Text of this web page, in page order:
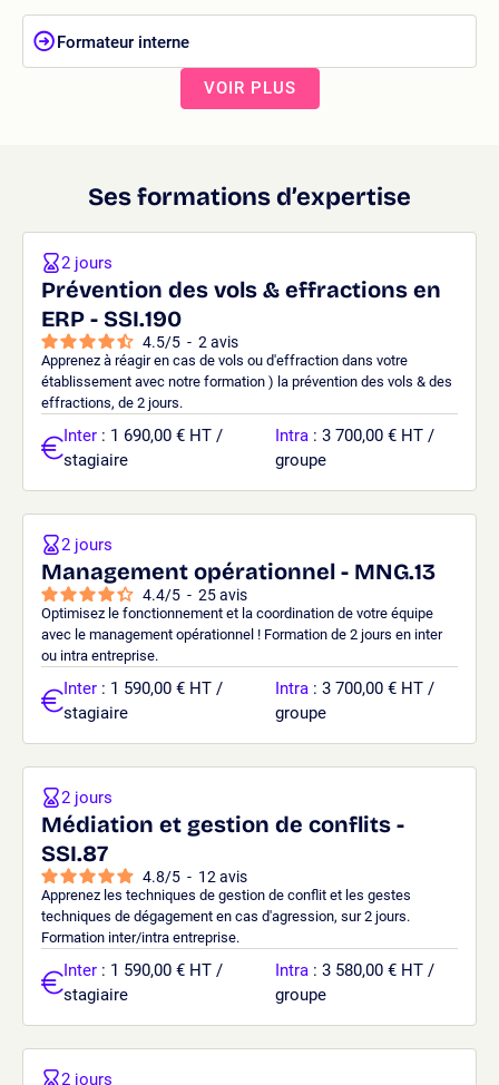
Formateur interne
VOIR PLUS
Ses formations d’expertise
Prévention des vols & effractions en
ERP - SSI.190
4.5/5 - 2 avis
Apprenez à réagir en cas de vols ou d'effraction dans votre
établissement avec notre formation ) la prévention des vols & des
effractions, de 2 jours.
2 jours
Inter : 1 690,00 € HT /
stagiaire
Intra : 3 700,00 € HT /
groupe
Management opérationnel - MNG.13
4.4/5 - 25avis
Optimisez le fonctionnement et la coordination de votre équipe
avec le management opérationnel ! Formation de 2 jours en inter
ou intra entreprise.
2 jours
Inter : 1 590,00 € HT /
stagiaire
Intra : 3 700,00 € HT /
groupe
Médiation et gestion de conflits -
SSI.87
4.8/5 - 12 avis
Apprenez les techniques de gestion de conflit et les gestes
techniques de dégagement en cas d'agression, sur 2 jours.
Formation inter/intra entreprise.
2 jours
Inter : 1 590,00 € HT /
stagiaire
Intra : 3 580,00 € HT /
groupe
2 jours